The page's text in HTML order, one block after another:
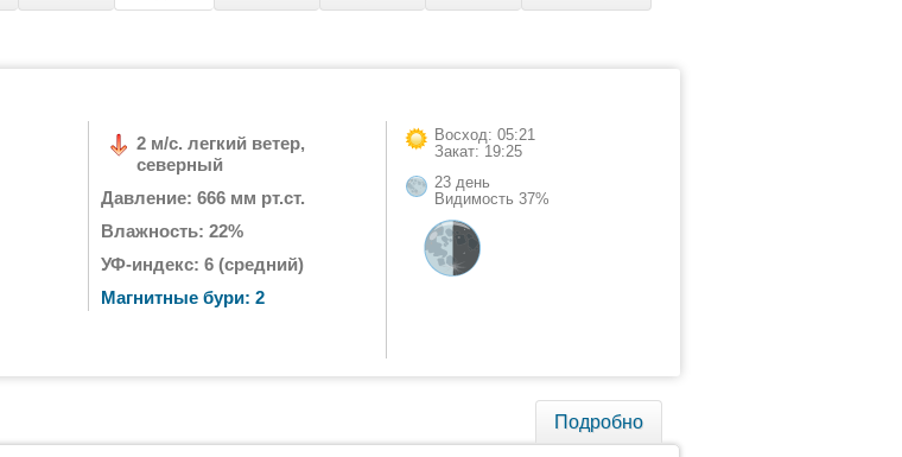
2 м/с. легкий ветер,
северный
Давление: 666 мм рт.ст.
Влажность: 22%
УФ-индекс: 6 (средний)
Магнитные бури: 2
Восход: 05:21
Закат: 19:25
23 день
Видимость 37%
Подробно